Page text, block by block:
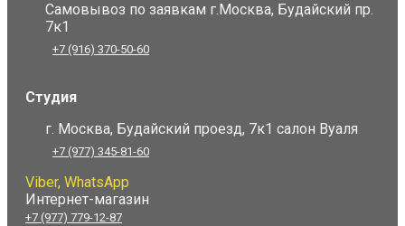
Самовывоз по заявкам г.Москва, Будайский пр.
7к1
+7 (916) 370-50-60
Студия
г. Москва, Будайский проезд, 7к1 салон Вуаля
+7 (977) 345-81-60
Viber, WhatsApp
Интернет-магазин
+7 (977) 779-12-87